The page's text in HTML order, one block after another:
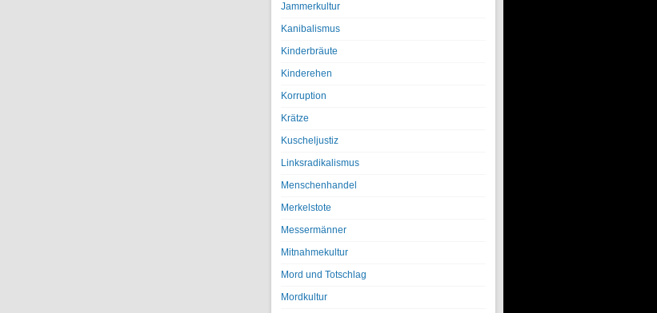
Jammerkultur
Kanibalismus
Kinderbräute
Kinderehen
Korruption
Krätze
Kuscheljustiz
Linksradikalismus
Menschenhandel
Merkelstote
Messermänner
Mitnahmekultur
Mord und Totschlag
Mordkultur